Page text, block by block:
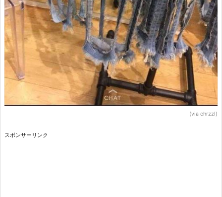
(via chrzzl)
スポンサーリンク